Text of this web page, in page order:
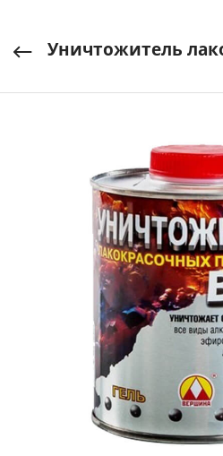
Уничтожитель лакокрасочных